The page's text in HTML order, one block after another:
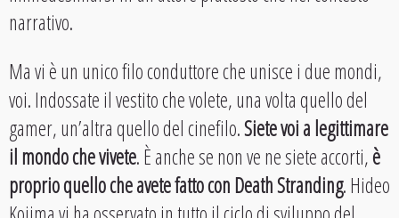
narrativo.
Ma vi è un unico filo conduttore che unisce i due mondi,
voi. Indossate il vestito che volete, una volta quello del
gamer, un’altra quello del cinefilo.Siete voi a legittimare
il mondo che vivete. È anche se non ve ne siete accorti,è
proprio quello che avete fatto con Death Stranding. Hideo